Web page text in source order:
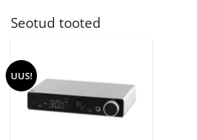
Seotud tooted
UUS!